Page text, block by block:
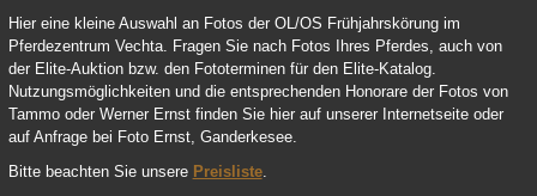
Hier eine kleine Auswahl an Fotos der OL/OS Frühjahrskörung im
Pferdezentrum Vechta. Fragen Sie nach Fotos Ihres Pferdes, auch von
der Elite-Auktion bzw. den Fototerminen für den Elite-Katalog.
Nutzungsmöglichkeiten und die entsprechenden Honorare der Fotos von
Tammo oder Werner Ernst finden Sie hier auf unserer Internetseite oder
auf Anfrage bei Foto Ernst, Ganderkesee.
Bitte beachten Sie unsere Preisliste.